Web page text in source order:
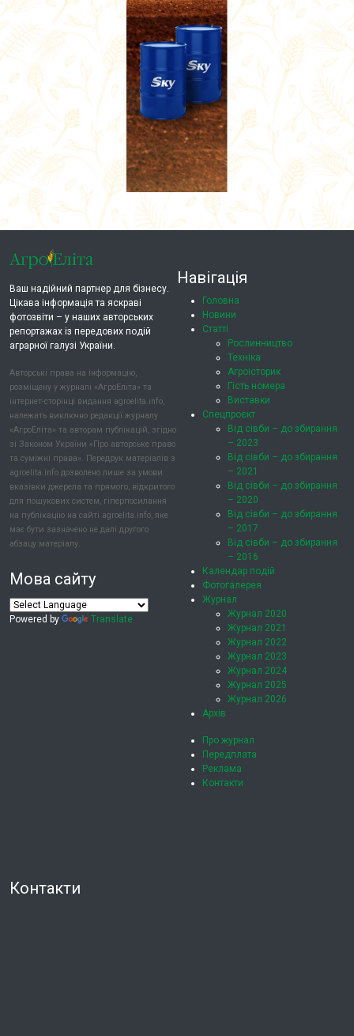
Ваш надійний партнер для бізнесу.
Цікава інформація та яскраві
фотозвіти – у наших авторських
репортажах із передових подій
аграрної галузі України.
Авторські права на інформацію,
розміщену у журналі «АгроЕліта» та
інтернет-сторінці видання agroelita.info,
належать виключно редакції журналу
«АгроЕліта» та авторам публікацій, згідно
зі Законом України «Про авторське право
та суміжні права». Передрук матеріалів з
agroelita.info дозволено лише за умови
вказівки джерела та прямого, відкритого
для пошукових систем, гіперпосилання
на публікацію на сайті agroelita.info, яке
має бути зазначено не далі другого
абзацу матеріалу.
Мова сайту
Powered by Translate
Навігація
Головна
Новини
Статті
Рослинництво
Техніка
Агроісторик
Гість номера
Виставки
Спецпроєкт
Від сівби – до збирання
– 2023
Від сівби – до збирання
– 2021
Від сівби – до збирання
– 2020
Від сівби – до збирання
– 2017
Від сівби – до збирання
– 2016
Календар подій
Фотогалерея
Журнал
Журнал 2020
Журнал 2021
Журнал 2022
Журнал 2023
Журнал 2024
Журнал 2025
Журнал 2026
Архів
Про журнал
Передплата
Реклама
Контакти
Контакти